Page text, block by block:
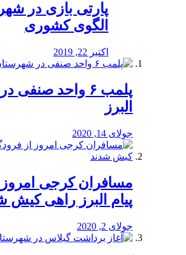
پارتی بازی در
الگوی کشوری
اکتبر 22, 2019
پلمب ۶ واحد
البرز
جولای 14, 2020
مسافران کرجی امروز
پیام البرز راهی کیش
جولای 2, 2020